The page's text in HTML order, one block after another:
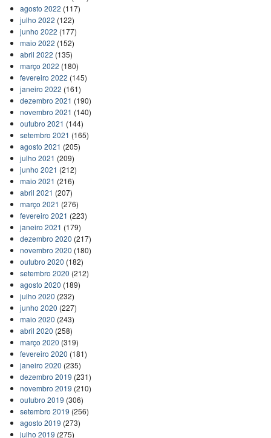
agosto 2022 (117)
julho 2022 (122)
junho 2022 (177)
maio 2022 (152)
abril 2022 (135)
março 2022 (180)
fevereiro 2022 (145)
janeiro 2022 (161)
dezembro 2021 (190)
novembro 2021 (140)
outubro 2021 (144)
setembro 2021 (165)
agosto 2021 (205)
julho 2021 (209)
junho 2021 (212)
maio 2021 (216)
abril 2021 (207)
março 2021 (276)
fevereiro 2021 (223)
janeiro 2021 (179)
dezembro 2020 (217)
novembro 2020 (180)
outubro 2020 (182)
setembro 2020 (212)
agosto 2020 (189)
julho 2020 (232)
junho 2020 (227)
maio 2020 (243)
abril 2020 (258)
março 2020 (319)
fevereiro 2020 (181)
janeiro 2020 (235)
dezembro 2019 (231)
novembro 2019 (210)
outubro 2019 (306)
setembro 2019 (256)
agosto 2019 (273)
julho 2019 (275)